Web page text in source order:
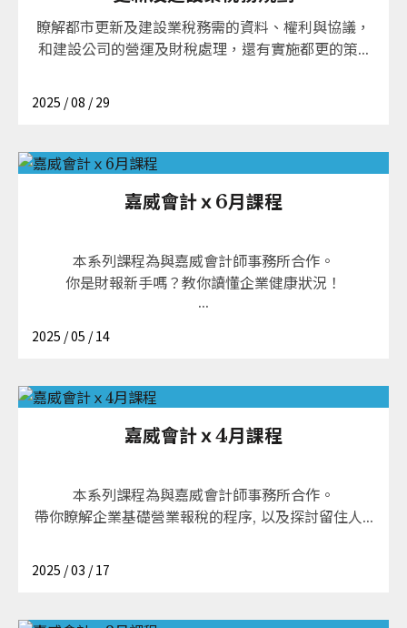
瞭解都市更新及建設業稅務需的資料、權利與協議，
和建設公司的營運及財稅處理，還有實施都更的策...
2025 / 08 / 29
嘉威會計ｘ6月課程
本系列課程為與嘉威會計師事務所合作。
你是財報新手嗎？教你讀懂企業健康狀況！
...
2025 / 05 / 14
嘉威會計ｘ4月課程
本系列課程為與嘉威會計師事務所合作。
帶你瞭解企業基礎營業報稅的程序, 以及探討留住人...
2025 / 03 / 17